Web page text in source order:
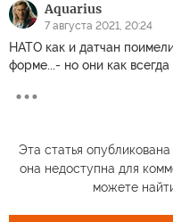
Aquarius
7 августа 2021, 20:24
НАТО как и датчан
форме...- но они как
Эта статья
она недоступна для
можете